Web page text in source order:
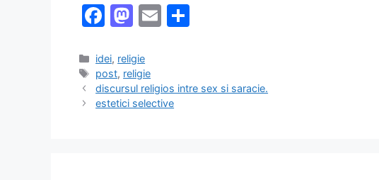
F
c
e
b
M
st
o
d
E
l
e
Categories
idei, religie
Tags
post, religie
discursul religios intre sex si saracie.
estetici selective